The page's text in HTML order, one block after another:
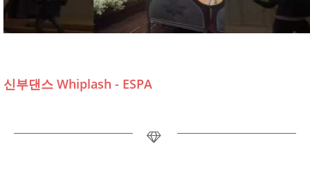
신부댄스 Whiplash - ESPA